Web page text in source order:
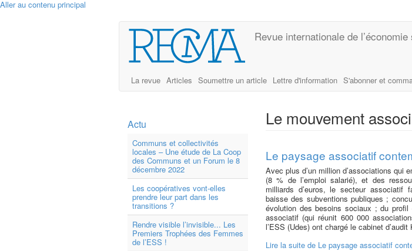
Aller au contenu principal
Revue internationale de
La revue Articles Soumettre un article Lettre d'information S'abonner et
Actu
Communs et collectivités
locales – Une étude de La Coop
des Communs et un Forum le 8
décembre 2022
Les coopératives vont-elles
prendre leur part dans les
transitions ?
Rendre visible l’invisible... Les
Premiers Trophées des Femmes
de l’ESS !
Le mouvement
Le paysage associatif
Avec plus d’un million d’associations qui
(8 % de l’emploi salarié), et des
milliards d’euros, le secteur
baisse des subventions publiques ;
évolution des besoins sociaux ; du
associatif (qui réunit 600 000
l’ESS (Udes) ont chargé le cabinet
Lire la suite de Le paysage associatif